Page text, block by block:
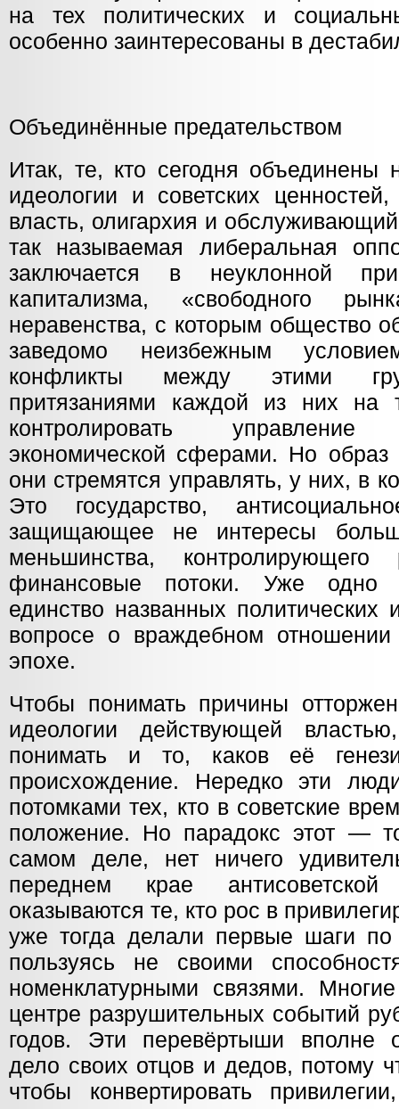
на тех политических и
особенно заинтересованы в
Объединённые предательством
Итак, те, кто сегодня объединены
идеологии и советских
власть, олигархия и
так называемая либеральная
заключается в неуклонной
капитализма, «свободного
неравенства, с которым общество
заведомо неизбежным
конфликты между этими
притязаниями каждой из них на
контролировать
экономической сферами. Но образ
они стремятся управлять, у них, в
Это государство,
защищающее не интересы
меньшинства,
финансовые потоки. Уже одно
единство названных политических
вопросе о враждебном отношении
эпохе.
Чтобы понимать причины
идеологии действующей
понимать и то, каков её
происхождение. Нередко эти
потомками тех, кто в советские
положение. Но парадокс этот —
самом деле, нет ничего
переднем крае
оказываются те, кто рос в
уже тогда делали первые шаги по
пользуясь не своими
номенклатурными связями.
центре разрушительных событий
годов. Эти перевёртыши вполне
дело своих отцов и дедов, потому
чтобы конвертировать